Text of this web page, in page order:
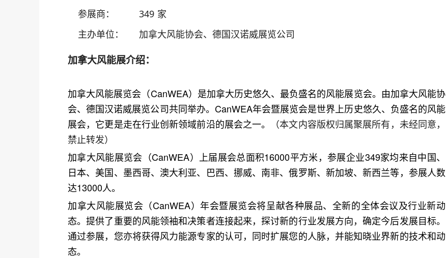
参展商：
349 家
主办单位：
加拿大风能协会、德国汉诺威展览公司
加拿大风能展介绍：
加拿大风能展览会（CanWEA）是加拿大历史悠久、最负盛名的风能展览会。由加拿大风能协
会、德国汉诺威展览公司共同举办。CanWEA年会暨展览会是世界上历史悠久、负盛名的风能
展会，它更是走在行业创新领域前沿的展会之一。
（本文内容版权归属聚展所有，未经同意，
禁止转发）
加拿大风能展览会（CanWEA）上届展会总面积16000平方米，参展企业349家均来自中国、
日本、美国、墨西哥、澳大利亚、巴西、挪威、南非、俄罗斯、新加坡、新西兰等，参展人数
达13000人。
加拿大风能展览会（CanWEA）年会暨展览会将呈献各种展品、全新的全体会议及行业新动
态。提供了重要的风能领袖和决策者连接起来，探讨新的行业发展方向，确定今后发展目标。
通过参展，您亦将获得风力能源专家的认可，同时扩展您的人脉，并能知晓业界新的技术和动
态。